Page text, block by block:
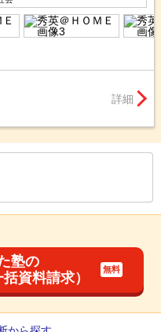
詳細
塾の
資料請求）